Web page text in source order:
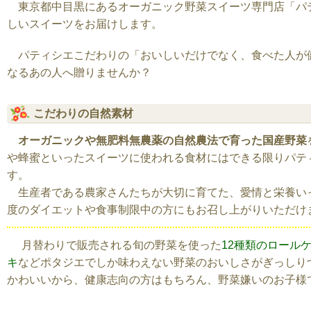
東京都中目黒にあるオーガニック野菜スイーツ専門店「
しいスイーツをお届けします。
パティシエこだわりの「おいしいだけでなく、食べた人
なるあの人へ贈りませんか？
こだわりの自然素材
オーガニックや無肥料無農薬の自然農法で育った国産野菜
や蜂蜜といったスイーツに使われる食材にはできる限りパ
す。
生産者である農家さんたちが大切に育てた、愛情と栄養
度のダイエットや食事制限中の方にもお召し上がりいただけ
月替わりで販売される旬の野菜を使った12種類のロール
キなどポタジエでしか味わえない野菜のおいしさがぎっし
かわいいから、健康志向の方はもちろん、野菜嫌いのお子